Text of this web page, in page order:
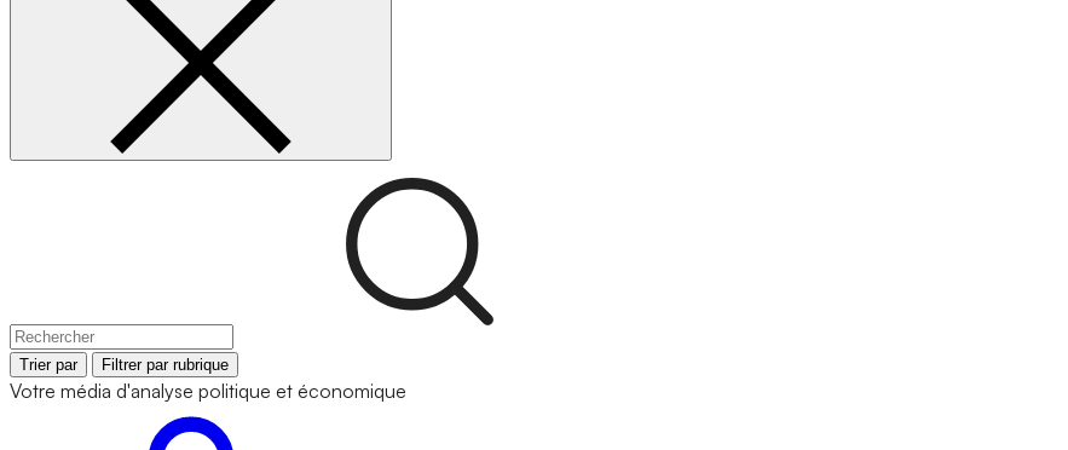
Trier par Filtrer par rubrique
Votre média d'analyse politique et économique